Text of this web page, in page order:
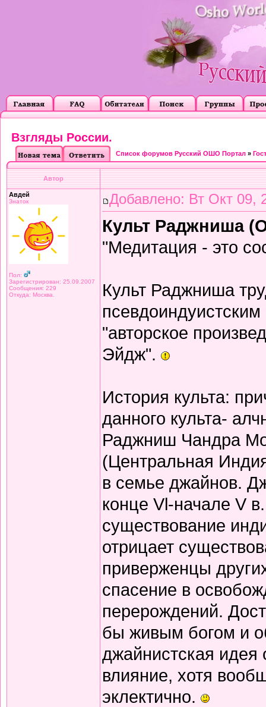
Взгляды России.
Список форумов Русский ОШО Портал »
Автор
Авдей
Знаток
Пол:
Зарегистрирован: 25.09.2007
Сообщения: 229
Откуда: Москва.
Добавлено: Вт Окт 09,
Культ Раджниша
"Медитация - это
Культ Раджниша
"авторское
Эйдж".
История культа:
данного культа-
Раджниш Чандра
(Центральная
в семье джайнов.
конце Vl-начале V
существование
отрицает
приверженцы
спасение в
перерождений.
бы живым богом и
джайнистская идея
влияние, хотя
эклектично.